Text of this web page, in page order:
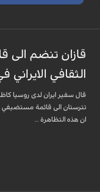
قازان تنضم الى
الثقافي الايراني
قال سفير ايران لدى روسيا
تترستان الى قائمة مستضيفي
ان هذه التظاهرة ...